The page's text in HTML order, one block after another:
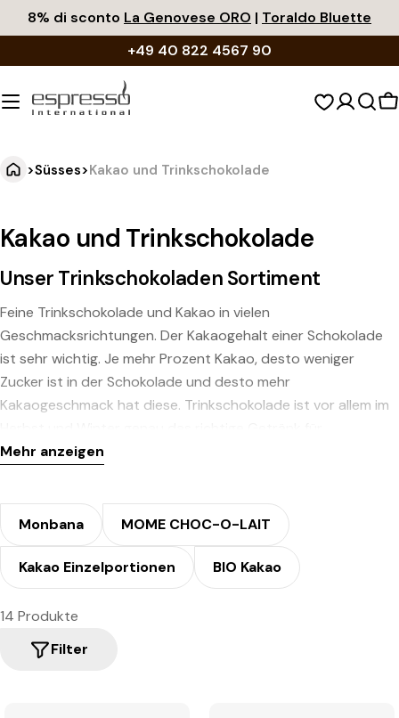
Inhalt
8% di sconto La Genovese ORO | Toraldo Bluette
+49 40 822 4567 90
>Süsses>Kakao und Trinkschokolade
Kakao und Trinkschokolade
Unser Trinkschokoladen Sortiment
Feine Trinkschokolade und Kakao in vielen
Geschmacksrichtungen. Der Kakaogehalt einer Schokolade
ist sehr wichtig. Je mehr Prozent Kakao, desto weniger
Zucker ist in der Schokolade und desto mehr
Kakaogeschmack hat diese. Trinkschokolade ist vor allem im
Schokoladenliebhaber. Selbstverständlich führen wir neben
Mehr anzeigen
Monbana MOME CHOC-O-LAIT
Kakao Einzelportionen BIO Kakao
14 Produkte
Filter